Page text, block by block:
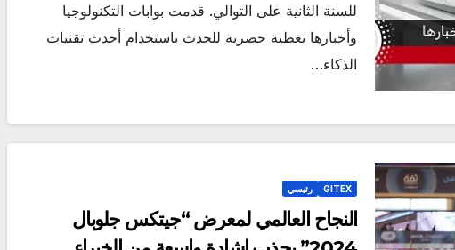
للسنة الثانية على التوالي. قدمت بوابات التكنولوجيا
وأخبارها تغطية حصرية للحدث باستخدام أحدث تقنيات
الذكاء…
GITEX رئيسي
النجاح العالمي لمعرض “جيتكس جلوبال